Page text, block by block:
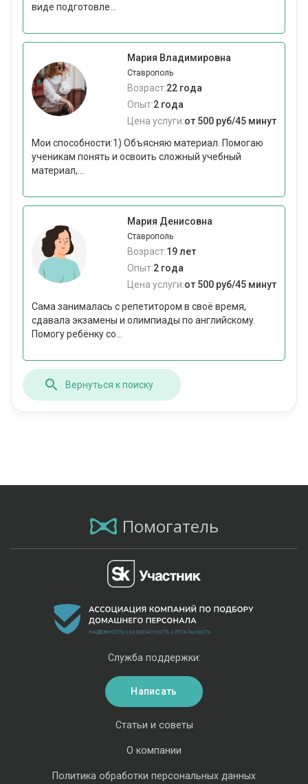
виде подготовле...
Мария Владимировна
Ставрополь
Возраст:22 года
Опыт:2 года
Цена услуги:от 500 руб/45 минут
Мои способности:1) Объясняю материал. Помогаю
ученикам понять и освоить сложный учебный
материал,...
Мария Денисовна
Ставрополь
Возраст:19 лет
Опыт:2 года
Цена услуги:от 500 руб/45 минут
Сама занималась с репетитором в своё время,
сдавала экзамены и олимпиады по английскому.
Помогу ребёнку со...
Вернуться к поиску
Помогатель
Статьи и советы
О компании
Политика обработки персональных данных
Служба поддержки:
Написать